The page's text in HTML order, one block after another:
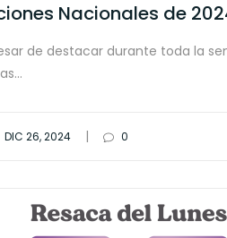
Nacionales de
de destacar durante toda la
DIC 26, 2024 | 0